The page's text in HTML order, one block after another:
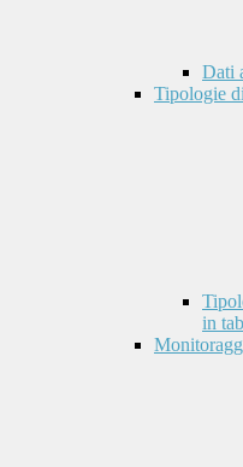
Dati
Tipologie
in